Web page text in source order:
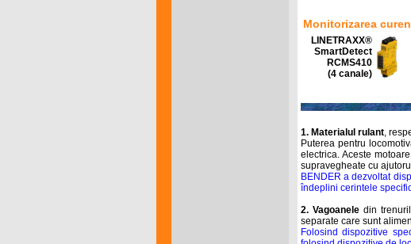
Monitorizarea
LINETRAXX®
SmartDetect
RCMS410
(4 canale)
1. Materialul rulant,
Puterea pentru
electrica. Aceste
supravegheate cu
BENDER a dezvoltat
îndeplini cerintele
2. Vagoanele din
separate care sunt
Folosind dispozitive